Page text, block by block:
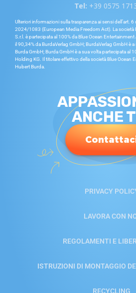
Tel: +39 0575
Ulteriori informazioni sulla trasparenza ai sensi dell’art. 6
2024/1083 (European Media Freedom Act). La società
S.r.l. è partecipata al 100% da Blue Ocean
il 90,34% da BurdaVerlag GmbH; BurdaVerlag GmbH è
Burda GmbH; Burda GmbH è a sua volta partecipata al
Holding KG. Il titolare effettivo della società Blue Ocean
Hubert Burda.
ANCHE
PRIVACY
LAVORA CON
REGOLAMENTI E
ISTRUZIONI DI MONTAGGIO
RECYCLING